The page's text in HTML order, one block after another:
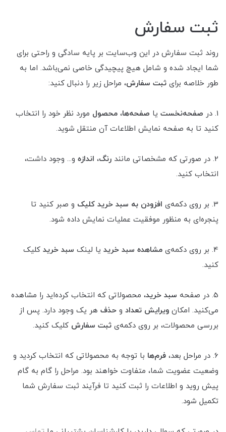
ثبت سفارش
روند ثبت سفارش در این وب‌سایت بر پایه سادگی و راحتی برای
شما ایجاد شده و شامل هیچ پیچیدگی خاصی نمی‌باشد. اما به
طور خلاصه برای ثبت سفارش، مراحل زیر را دنبال کنید:
1. در صفحه‌نخست یا صفحه‌ها، محصول مورد نظر خود را انتخاب
کنید تا به صفحه نمایش اطلاعات آن منتقل شوید.
2. در صورتی که مشخصاتی مانند رنگ، اندازه و... وجود داشت،
انتخاب کنید.
3. بر روی دکمه‌ی افزودن به سبد خرید کلیک و صبر کنید تا
پنجره‌ای به منظور موفقیت عملیات نمایش داده شود.
4. بر روی دکمه‌ی مشاهده سبد خرید یا لینک سبد خرید کلیک
کنید.
5. در صفحه سبد خرید، محصولاتی که انتخاب کرده‌اید را مشاهده
می‌کنید. امکان ویرایش تعداد و حذف هر یک وجود دارد. پس از
بررسی محصولات، بر روی دکمه‌ی ثبت سفارش کلیک کنید.
6. در مراحل بعد، فرم‌ها با توجه به محصولاتی که انتخاب کردید و
وضعیت عضویت شما، متفاوت خواهند بود. مراحل را گام به گام
پیش روید و اطلاعات را ثبت کنید تا فرآیند ثبت سفارش شما
تکمیل شود.